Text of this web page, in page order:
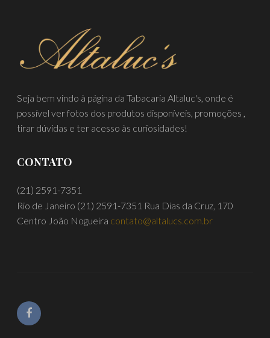
Seja bem vindo à página da Tabacaria Altaluc's, onde é
possível ver fotos dos produtos disponíveis, promoções ,
tirar dúvidas e ter acesso às curiosidades!
CONTATO
(21) 2591-7351
Rio de Janeiro (21) 2591-7351 Rua Dias da Cruz, 170
Centro João Nogueira contato@altalucs.com.br